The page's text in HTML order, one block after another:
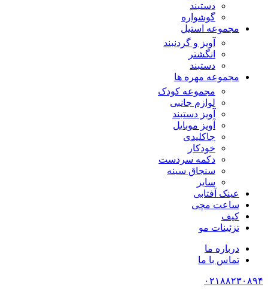
دستبند
گوشواره
مجموعه استیل
آویز و گردنبند
انگشتر
دستبند
مجموعه مهره ها
مجموعه کودک
لوازم جانبی
آویز دستبند
آویز موبایل
جاکلیدی
خودکار
دکمه سردست
سنجاق سینه
سایر
عینک آفتابی
ساعت مچی
کیف
تزئینات مو
درباره ما
تماس با ما
۰۲۱۸۸۲۳۰۸۹۴